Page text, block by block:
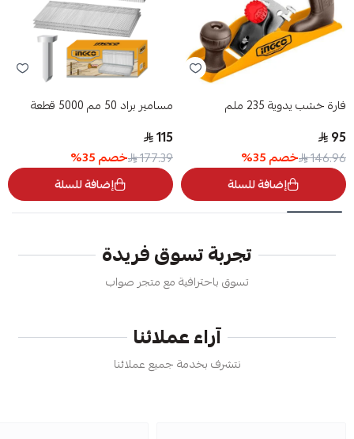
فارة خشب يدوية 235 ملم
95
146.96 خصم35
%
إضافة للسلة
مسامير براد 50 مم 5000 قطعة
115
177.39 خصم35
%
إضافة للسلة
تجربة تسوق فريدة
تسوق باحترافية مع متجر صواب
آراء عملائنا
نتشرف بخدمة جميع عملائنا